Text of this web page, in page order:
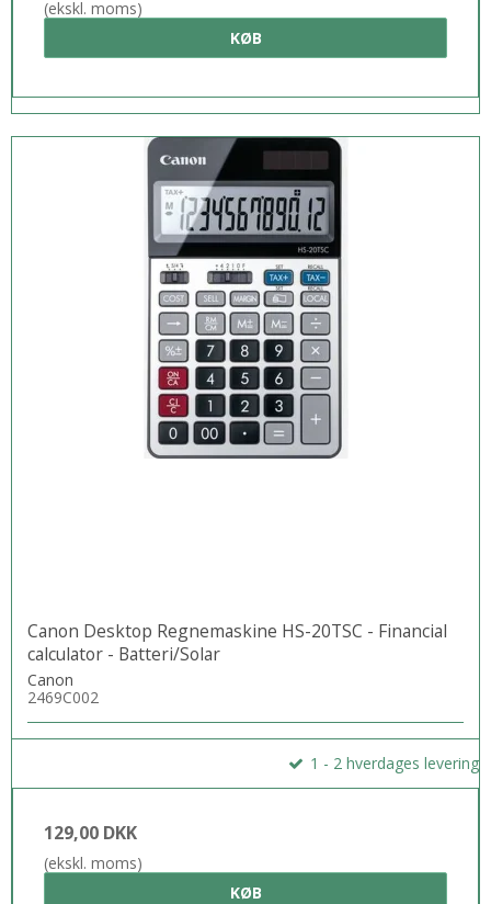
(ekskl. moms)
KØB
Canon Desktop Regnemaskine HS-20TSC - Financial
calculator - Batteri/Solar
Canon
2469C002
1 - 2 hverdages levering
129,00 DKK
(ekskl. moms)
KØB